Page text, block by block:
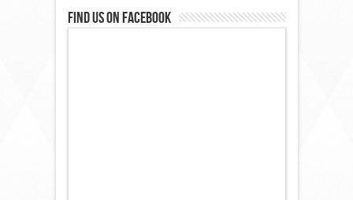
Find us on Facebook